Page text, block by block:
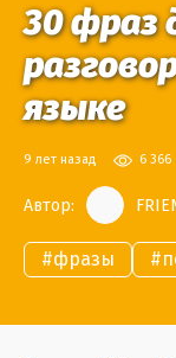
30 фраз
языке
9 лет назад 6 366
Автор:
#фразы #